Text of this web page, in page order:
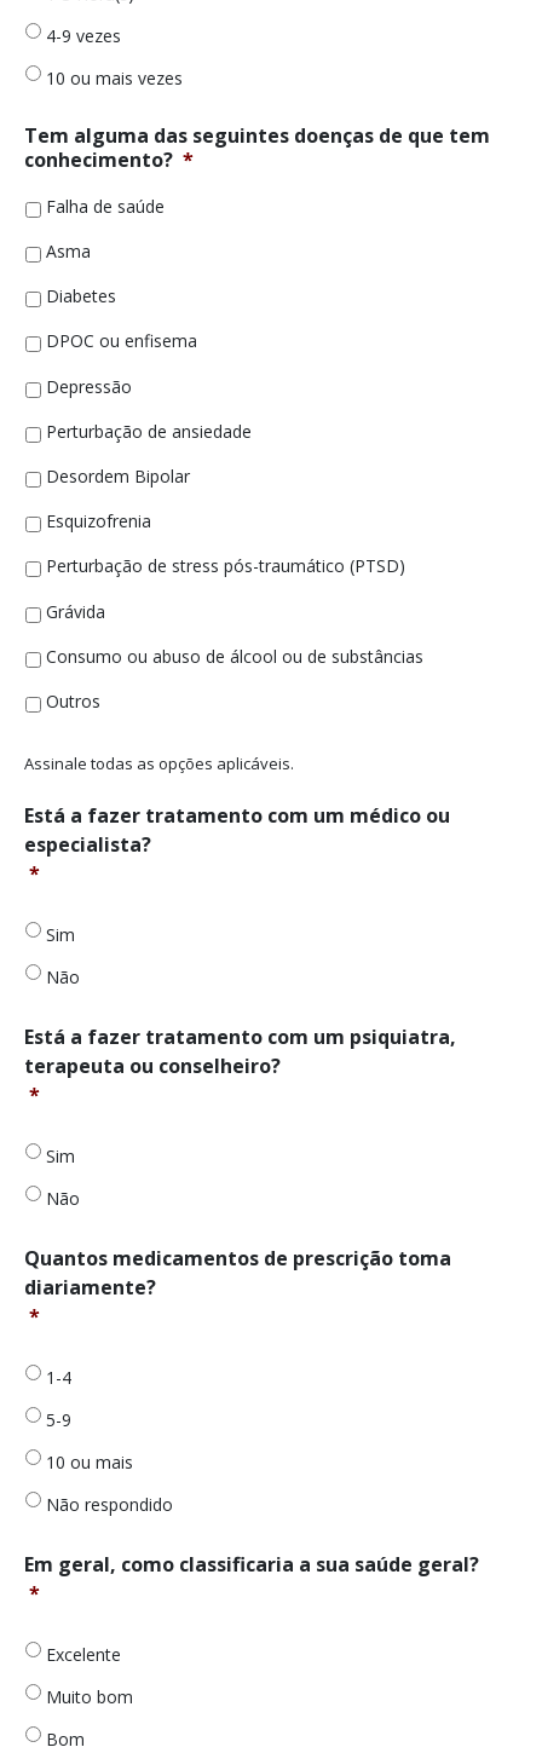
enfermagem
especializado
ou
centro
de
médica
últimos
meses?
4-9 vezes
10 ou mais vezes
Tem alguma das seguintes doenças de que tem
conhecimento? *
Falha de saúde
Asma
Diabetes
DPOC ou enfisema
Depressão
Perturbação de ansiedade
Desordem Bipolar
Esquizofrenia
Perturbação de stress pós-traumático (PTSD)
Grávida
Consumo ou abuso de álcool ou de substâncias
Outros
Assinale todas as opções aplicáveis.
Está
a
fazer
um
médico
ou
*
Está a fazer tratamento com um médico ou
especialista?
*
Sim
Não
Está
a
fazer
um
psiquiatra,
terapeuta
conselheiro?
*
Está a fazer tratamento com um psiquiatra,
terapeuta ou conselheiro?
*
Sim
Não
Quantos
medicamentos
de
diariamente?
*
Quantos medicamentos de prescrição toma
diariamente?
*
1-4
5-9
10 ou mais
Não respondido
Em
geral,
a
sua
saúde
geral?
Em geral, como classificaria a sua saúde geral?
*
Excelente
Muito bom
Bom